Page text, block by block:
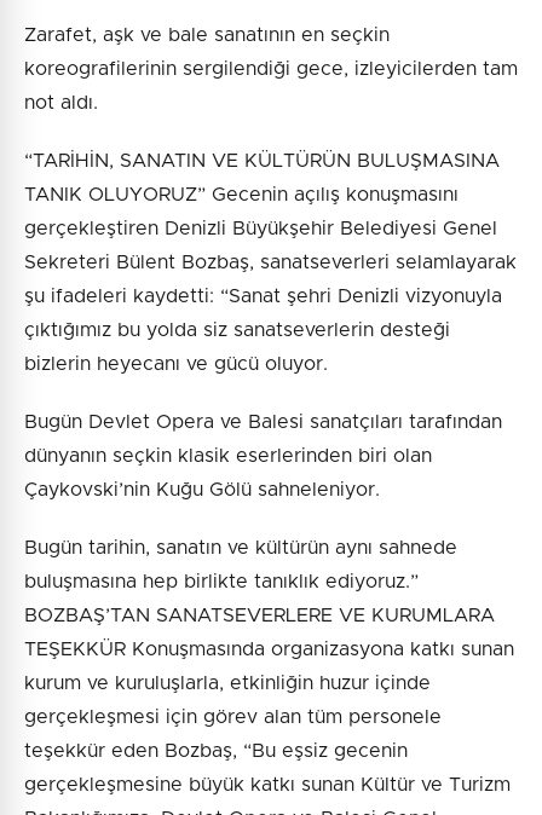
Zarafet, aşk ve bale sanatının en seçkin
koreografilerinin sergilendiği gece, izleyicilerden tam
not aldı.
“TARİHİN, SANATIN VE KÜLTÜRÜN BULUŞMASINA
TANIK OLUYORUZ” Gecenin açılış konuşmasını
gerçekleştiren Denizli Büyükşehir Belediyesi Genel
Sekreteri Bülent Bozbaş, sanatseverleri selamlayarak
şu ifadeleri kaydetti: “Sanat şehri Denizli vizyonuyla
çıktığımız bu yolda siz sanatseverlerin desteği
bizlerin heyecanı ve gücü oluyor.
Bugün Devlet Opera ve Balesi sanatçıları tarafından
dünyanın seçkin klasik eserlerinden biri olan
Çaykovski’nin Kuğu Gölü sahneleniyor.
Bugün tarihin, sanatın ve kültürün aynı sahnede
buluşmasına hep birlikte tanıklık ediyoruz.”
BOZBAŞ’TAN SANATSEVERLERE VE KURUMLARA
TEŞEKKÜR Konuşmasında organizasyona katkı sunan
kurum ve kuruluşlarla, etkinliğin huzur içinde
gerçekleşmesi için görev alan tüm personele
teşekkür eden Bozbaş, “Bu eşsiz gecenin
gerçekleşmesine büyük katkı sunan Kültür ve Turizm